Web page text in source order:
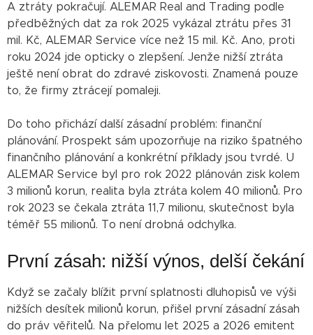
A ztráty pokračují. ALEMAR Real and Trading podle
předběžných dat za rok 2025 vykázal ztrátu přes 31
mil. Kč, ALEMAR Service více než 15 mil. Kč. Ano, proti
roku 2024 jde opticky o zlepšení. Jenže nižší ztráta
ještě není obrat do zdravé ziskovosti. Znamená pouze
to, že firmy ztrácejí pomaleji.
Do toho přichází další zásadní problém: finanční
plánování. Prospekt sám upozorňuje na riziko špatného
finančního plánování a konkrétní příklady jsou tvrdé. U
ALEMAR Service byl pro rok 2022 plánován zisk kolem
3 milionů korun, realita byla ztráta kolem 40 milionů. Pro
rok 2023 se čekala ztráta 11,7 milionu, skutečnost byla
téměř 55 milionů. To není drobná odchylka.
První zásah: nižší výnos, delší čekání
Když se začaly blížit první splatnosti dluhopisů ve výši
nižších desítek milionů korun, přišel první zásadní zásah
do práv věřitelů. Na přelomu let 2025 a 2026 emitent